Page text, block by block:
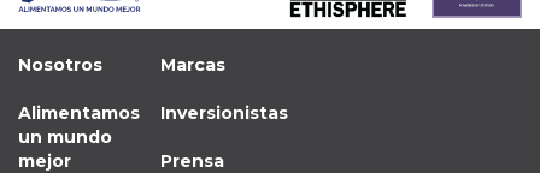
Nosotros
Alimentamos
un mundo
mejor
Marcas
Inversionistas
Prensa